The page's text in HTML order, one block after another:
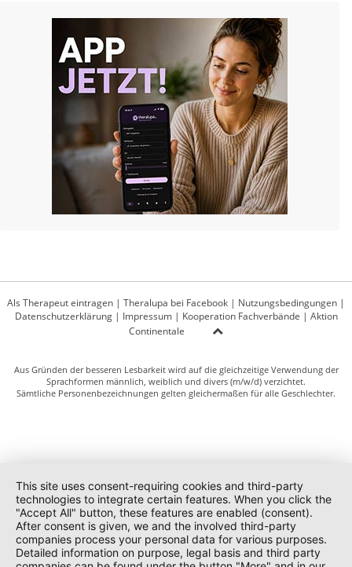
Als Therapeut eintragen | Theralupa bei Facebook | Nutzungsbedingungen |
Datenschutzerklärung| Impressum| Kooperation Fachverbände | Aktion
Continentale
Aus Gründen der besseren Lesbarkeit wird auf die gleichzeitige Verwendung der
Sprachformen männlich, weiblich und divers (m/w/d) verzichtet.
Sämtliche Personenbezeichnungen gelten gleichermaßen für alle Geschlechter.
This site uses consent-requiring cookies and third-party
technologies to integrate certain features. When you click the
"Accept All" button, these features are enabled (consent).
After consent is given, we and the involved third-party
companies process your personal data for various purposes.
Detailed information on purpose, legal basis and third party